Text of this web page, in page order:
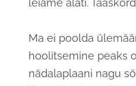
Ma ei poolda
hoolitsemine peaks
nädalaplaani nagu